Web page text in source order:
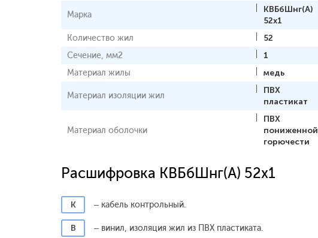
Марка
КВБбШнг(А)
52х1
Количество жил
52
Сечение, мм2
1
Материал жилы
медь
Материал изоляции жил
ПВХ
пластикат
Материал оболочки
ПВХ
пониженной
горючести
Расшифровка КВБбШнг(А) 52х1
К – кабель контрольный.
В – винил, изоляция жил из ПВХ пластиката.